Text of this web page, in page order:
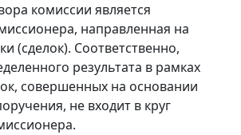
комиссии является
направленная на
(сделок). Соответственно,
результата в рамках
совершенных на основании
не входит в круг